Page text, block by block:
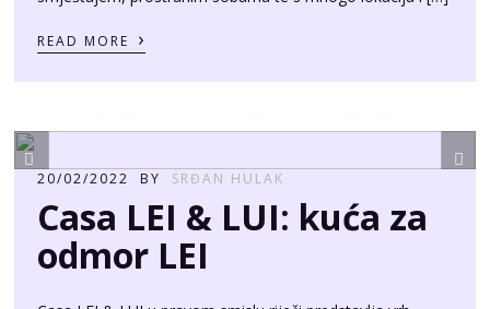
READ MORE ›
Casa LEI & LUI: kuća za
odmor LEI